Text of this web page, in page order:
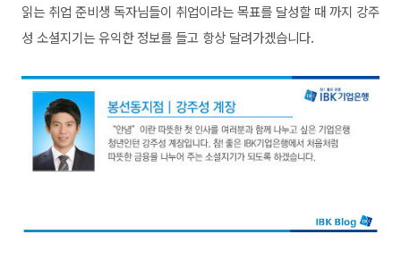
읽는 취업 준비생 독자님들이 취업이라는 목표를 달성할 때 까지 강주
성 소셜지기는 유익한 정보를 들고 항상 달려가겠습니다.